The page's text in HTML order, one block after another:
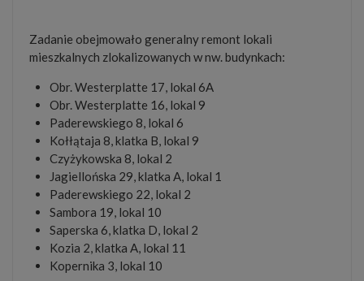
Zadanie obejmowało generalny remont lokali
mieszkalnych zlokalizowanych w nw. budynkach:
Obr. Westerplatte 17, lokal 6A
Obr. Westerplatte 16, lokal 9
Paderewskiego 8, lokal 6
Kołłątaja 8, klatka B, lokal 9
Czyżykowska 8, lokal 2
Jagiellońska 29, klatka A, lokal 1
Paderewskiego 22, lokal 2
Sambora 19, lokal 10
Saperska 6, klatka D, lokal 2
Kozia 2, klatka A, lokal 11
Kopernika 3, lokal 10